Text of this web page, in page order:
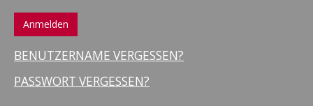
BENUTZERNAME VERGESSEN?
PASSWORT VERGESSEN?